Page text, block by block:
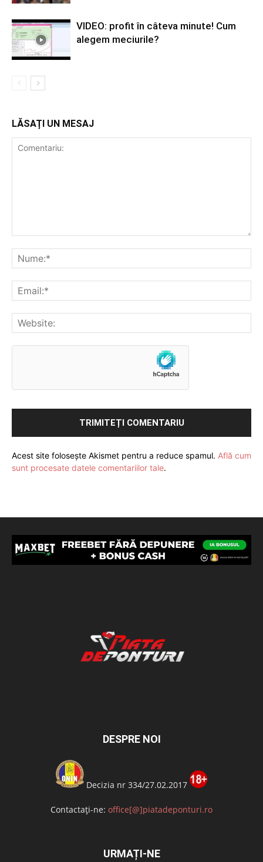
VIDEO: profit în câteva minute! Cum
alegem meciurile?
LĂSAȚI UN MESAJ
Acest site folosește Akismet pentru a reduce spamul. Află cum
sunt procesate datele comentariilor tale.
DESPRE NOI
Decizia nr 334/27.02.2017
Contactați-ne: office[@]piatadeponturi.ro
URMAȚI-NE